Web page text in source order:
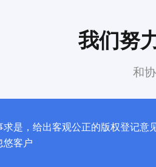
我们努
和
求是，给出客观公正的版权登记意
悠客户